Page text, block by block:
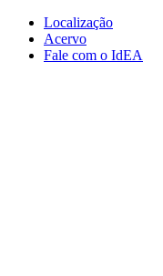
Conteúdo principal
Localização
Acervo
Fale com o IdEA